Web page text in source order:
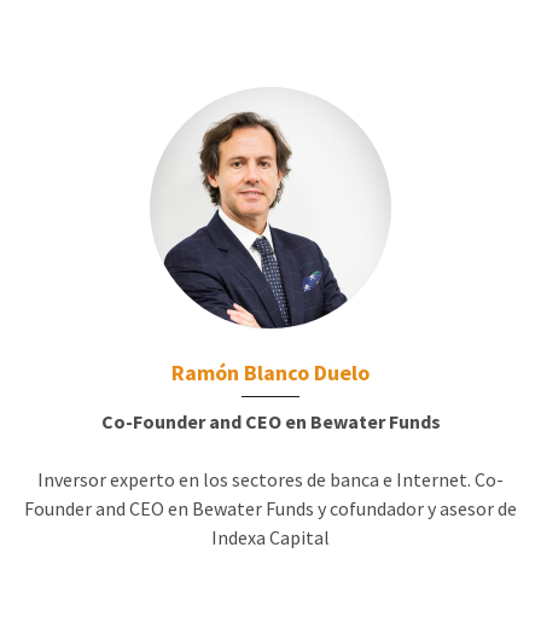
Ramón Blanco Duelo
Co-Founder and CEO en Bewater Funds
Inversor experto en los sectores de banca e Internet. Co-
Founder and CEO en Bewater Funds y cofundador y asesor de
Indexa Capital